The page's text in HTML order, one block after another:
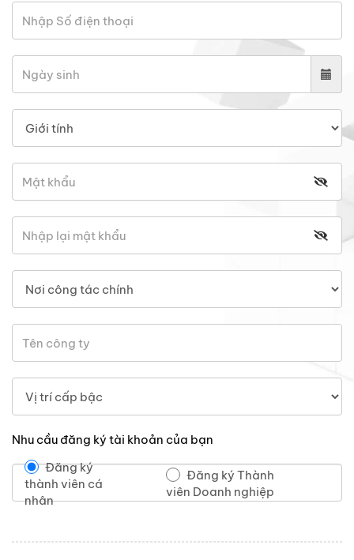
Nhu cầu đăng ký tài khoản của bạn
Đăng ký
thành viên cá
nhân
Đăng ký Thành
viên Doanh nghiệp